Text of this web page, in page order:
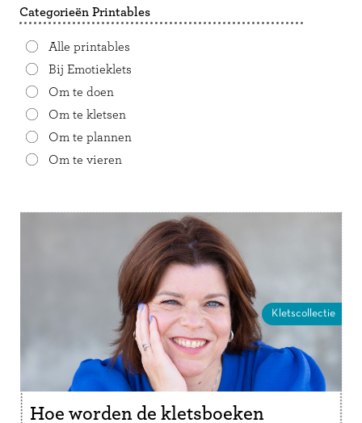
Categorieën Printables
Alle printables
Bij Emotieklets
Om te doen
Om te kletsen
Om te plannen
Om te vieren
Kletscollectie
Hoe worden de kletsboeken